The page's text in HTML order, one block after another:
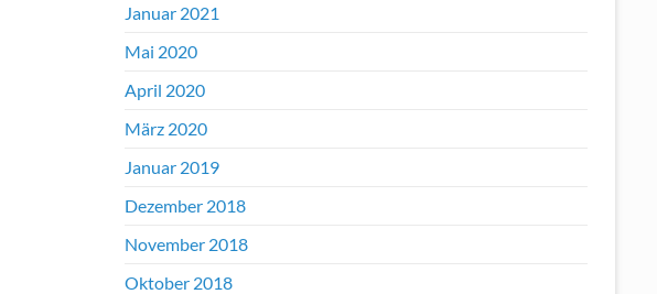
Januar 2021
Mai 2020
April 2020
März 2020
Januar 2019
Dezember 2018
November 2018
Oktober 2018